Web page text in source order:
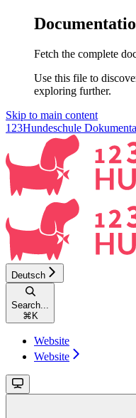
Fetch the complete
Use this file to
exploring further.
Skip to main content
123Hundeschule
Deutsch
Search...
⌘ K
Website
Website